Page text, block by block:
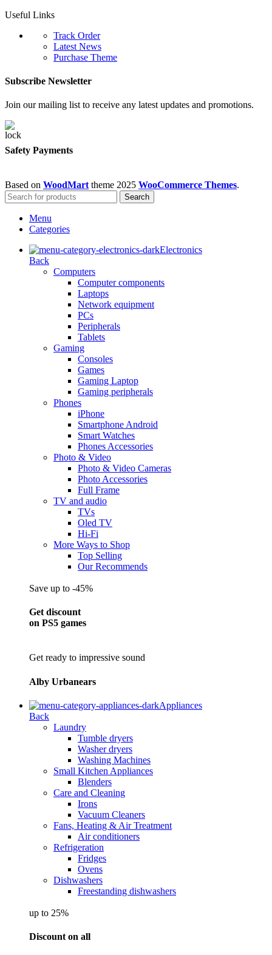
Useful Links
Track Order
Latest News
Purchase Theme
Subscribe Newsletter
Join our mailing list to receive any latest updates and promotions.
Safety Payments
Based on WoodMart theme 2025 WooCommerce Themes.
Search
Menu
Categories
Electronics
Back
Computers
Computer components
Laptops
Network equipment
PCs
Peripherals
Tablets
Gaming
Consoles
Games
Gaming Laptop
Gaming peripherals
Phones
iPhone
Smartphone Android
Smart Watches
Phones Accessories
Photo & Video
Photo & Video Cameras
Photo Accessories
Full Frame
TV and audio
TVs
Oled TV
Hi-Fi
More Ways to Shop
Top Selling
Our Recommends
Save up to -45%
Get discount
on PS5 games
Get ready to impressive sound
Alby Urbanears
Appliances
Back
Laundry
Tumble dryers
Washer dryers
Washing Machines
Small Kitchen Appliances
Blenders
Care and Cleaning
Irons
Vacuum Cleaners
Fans, Heating & Air Treatment
Air conditioners
Refrigeration
Fridges
Ovens
Dishwashers
Freestanding dishwashers
up to 25%
Discount on all